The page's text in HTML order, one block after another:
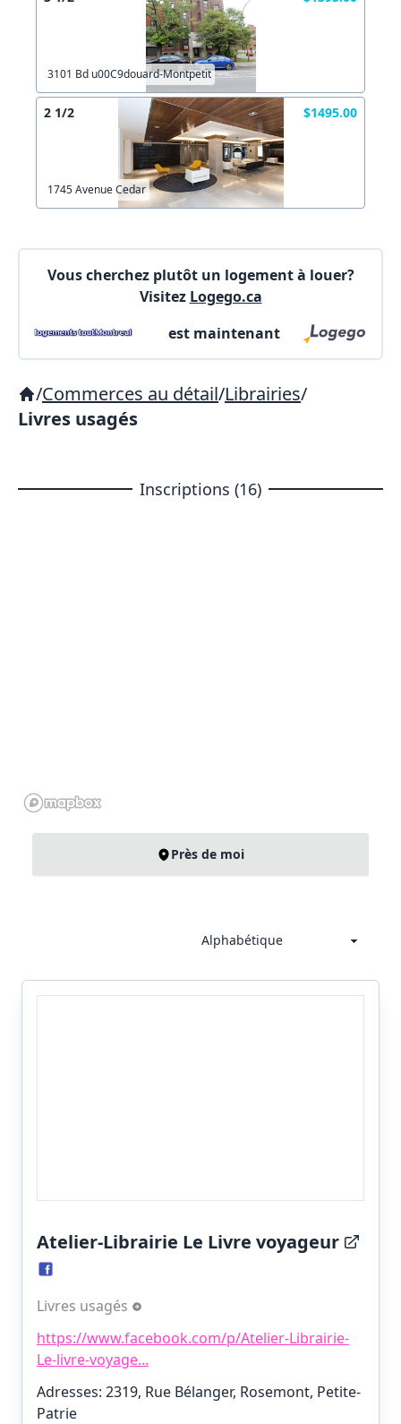
3101 Bd u00C9douard-Montpetit
2 1/2 $1495.00
1745 Avenue Cedar
Vous cherchez plutôt un logement à louer?
Visitez Logego.ca
est maintenant
/Commerces au détail/Librairies/
Livres usagés
Inscriptions (16)
Près de moi
Atelier-Librairie Le Livre voyageur
Livres usagés
https://www.facebook.com/p/Atelier-Librairie-
Le-livre-voyage...
Adresses: 2319, Rue Bélanger, Rosemont, Petite-
Patrie
X Fermer
Lien vers inscription (sera inclus dans courriel)
X Fermer